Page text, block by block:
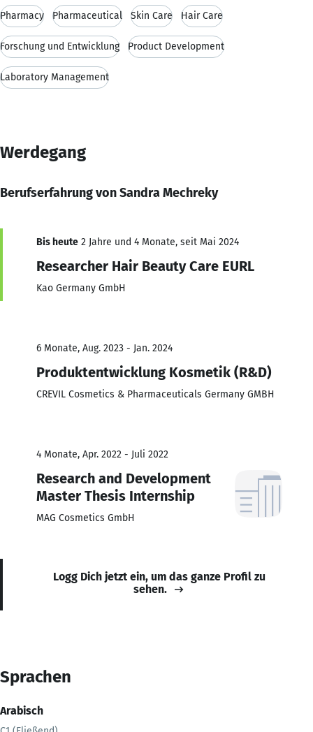
Pharmacy Pharmaceutical Skin Care Hair Care
Forschung und Entwicklung Product Development
Laboratory Management
Werdegang
Berufserfahrung von Sandra Mechreky
Bis heute 2 Jahre und 4 Monate, seit Mai 2024
Researcher Hair Beauty Care EURL
Kao Germany GmbH
6 Monate, Aug. 2023 - Jan. 2024
Produktentwicklung Kosmetik (R&D)
CREVIL Cosmetics & Pharmaceuticals Germany GMBH
4 Monate, Apr. 2022 - Juli 2022
Research and Development
Master Thesis Internship
MAG Cosmetics GmbH
Logg Dich jetzt ein, um das ganze Profil zu
sehen.
Sprachen
Arabisch